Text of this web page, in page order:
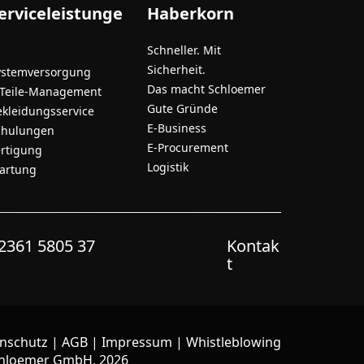
Management
Haberkorn
Schneller. Mit
Sicherheit.
Das macht Schloemer
Gute Gründe
E-Business
E-Procurement
Logistik
5805 37
Kontak
t
| AGB | Impressum | Whistleblowing
GmbH, 2026